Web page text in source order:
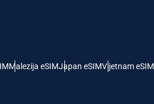
Malezija eSIMJapan eSIMVijetnam eSIM